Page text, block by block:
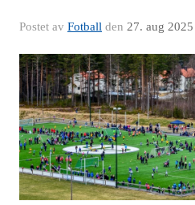
Postet av Fotball den 27. aug 2025